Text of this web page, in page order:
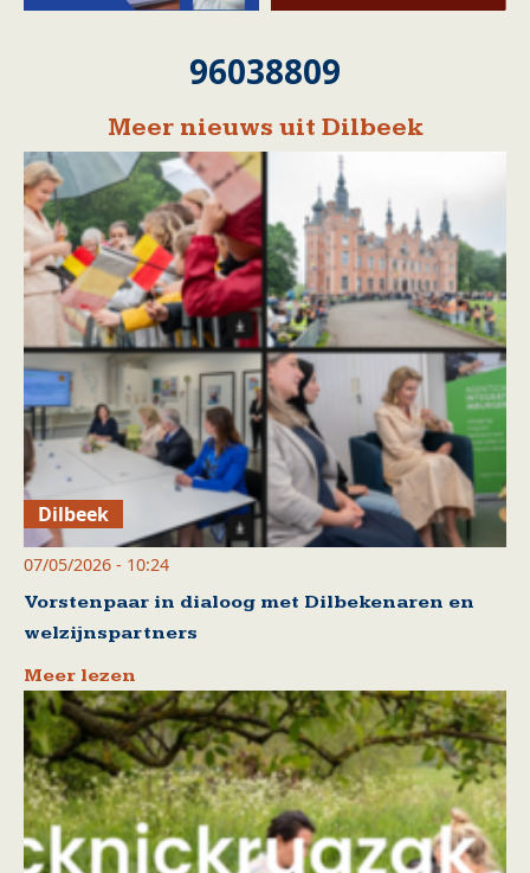
96038809
Meer nieuws uit Dilbeek
Dilbeek
07/05/2026 - 10:24
Vorstenpaar in dialoog met Dilbekenaren en
welzijnspartners
Meer lezen